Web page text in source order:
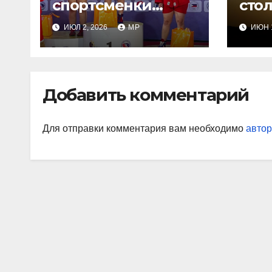
спортсменки
завоевали медали
ИЮЛ 2, 2026 MP ИЮН
Добавить комментарий
Для отправки комментария вам необходимо